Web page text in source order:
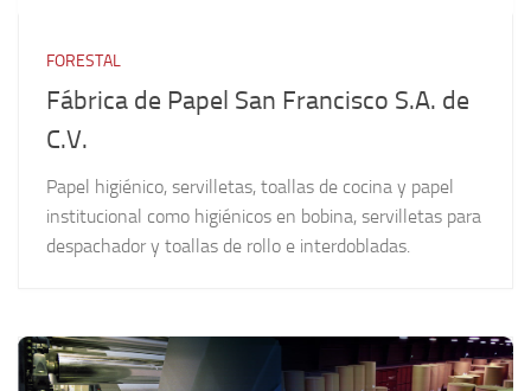
FORESTAL
Fábrica de Papel San Francisco S.A. de
C.V.
Papel higiénico, servilletas, toallas de cocina y papel
institucional como higiénicos en bobina, servilletas para
despachador y toallas de rollo e interdobladas.